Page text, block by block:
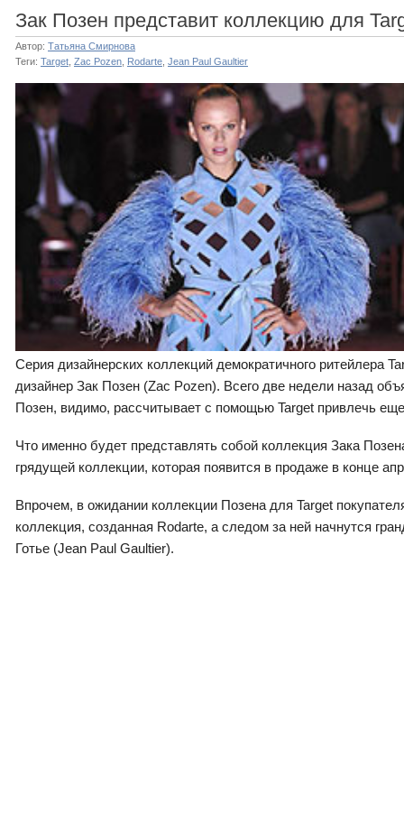
Зак Позен представит коллекцию для
Автор: Татьяна Смирнова
Теги: Target Zac Pozen Rodarte Jean Paul Gaultier
Серия дизайнерских коллекций демократичного ритейлера
дизайнер Зак Позен (Zaс Pozen). Всего две недели назад
Позен, видимо, рассчитывает с помощью Target привлечь
Что именно будет представлять собой коллекция Зака
грядущей коллекции, которая появится в продаже в конце
Впрочем, в ожидании коллекции Позена для Target
коллекция, созданная Rodarte, а следом за ней начнутся
Готье (Jean Paul Gaultier).